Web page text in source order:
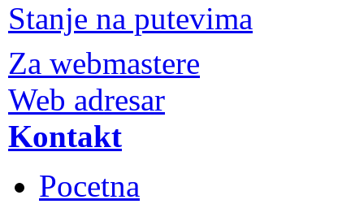
Stanje na putevima
Za webmastere
Web adresar
Kontakt
Pocetna